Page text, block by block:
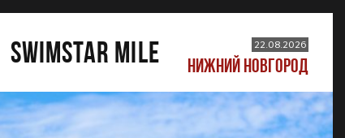
SWIMSTAR MILE 22.08.2026
НИЖНИЙ НОВГОРОД